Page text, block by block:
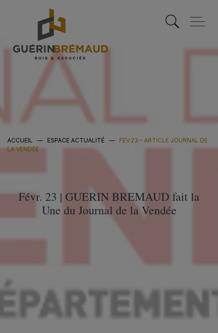
ACCUEIL — ESPACE ACTUALITÉ —
FEV.23 – ARTICLE JOURNAL DE
LA VENDÉE
Févr. 23 | GUERIN BREMAUD fait la
Une du Journal de la Vendée